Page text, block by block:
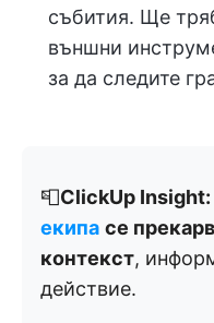
събития. Ще
външни
за да следите
📮ClickUp Insight:
екипа се
контекст,
действие.